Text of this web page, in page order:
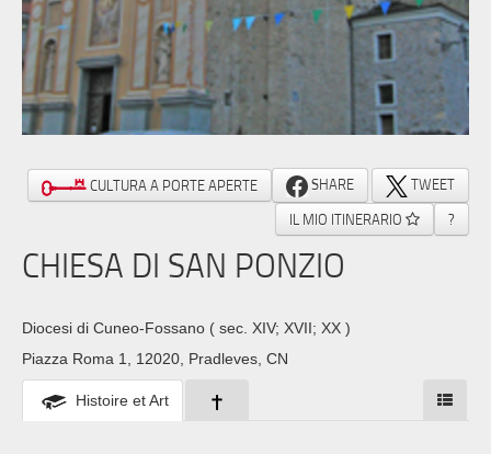
CULTURA A PORTE APERTE SHARE
TWEET
IL MIO ITINERARIO
?
CHIESA DI SAN PONZIO
Diocesi di Cuneo-Fossano ( sec. XIV; XVII; XX )
Piazza Roma 1, 12020, Pradleves, CN
Histoire et Art